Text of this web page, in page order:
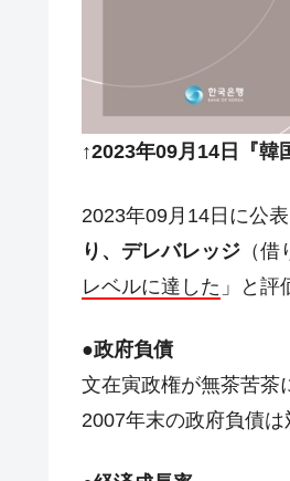
↑2023年09月14日『韓
2023年09月14日に公
り、デレバレッジ （
レベルに達した 」と評
●政府負債
文在寅政権が無茶苦茶
2007年末の政府負債